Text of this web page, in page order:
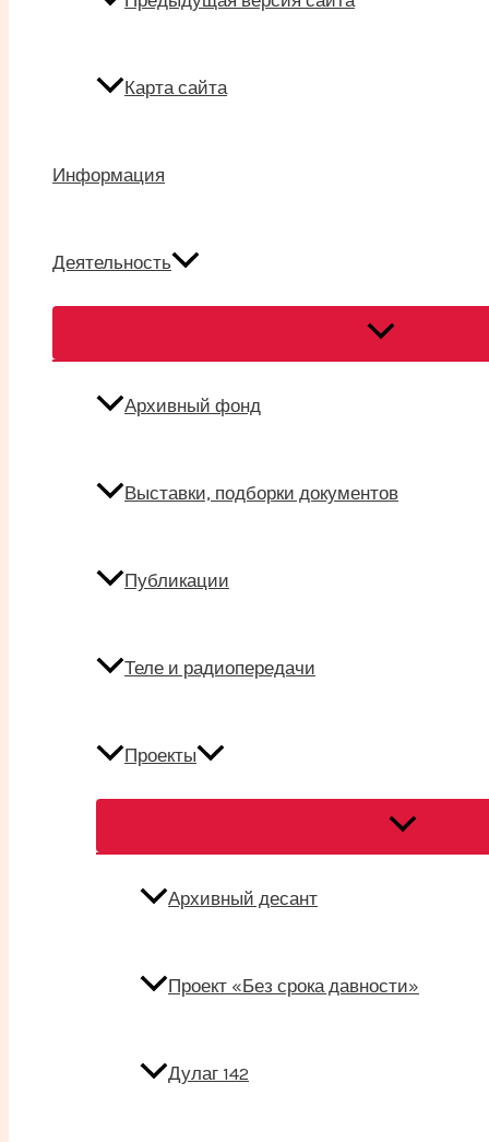
Карта сайта
Информация
Деятельность
Архивный фонд
Выставки, подборки документов
Публикации
Теле и радиопередачи
Проекты
Архивный десант
Проект «Без срока давности»
Дулаг 142